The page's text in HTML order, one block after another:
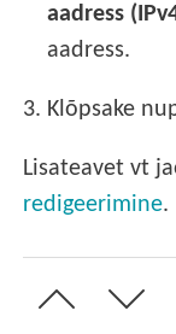
aadress
aadress.
3. Klõpsake
Lisateavet vt
redigeerimine.